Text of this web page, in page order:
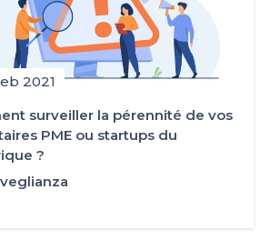
2021
surveiller la pérennité de vos
PME ou startups du
?